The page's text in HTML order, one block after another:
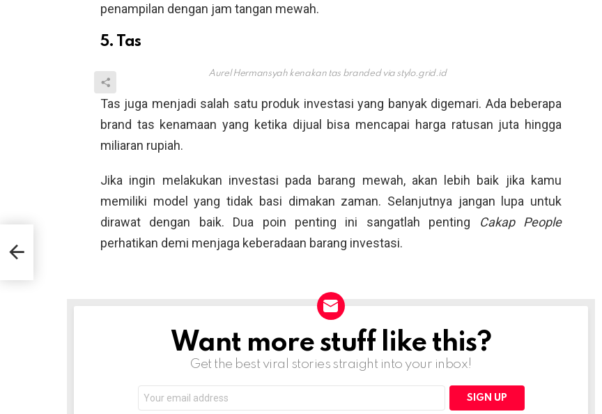
penampilan dengan jam tangan mewah.
5. Tas
Aurel Hermansyah kenakan tas branded via stylo.grid.id
Tas juga menjadi salah satu produk investasi yang banyak digemari. Ada beberapa
brand tas kenamaan yang ketika dijual bisa mencapai harga ratusan juta hingga
miliaran rupiah.
Jika ingin melakukan investasi pada barang mewah, akan lebih baik jika kamu
memiliki model yang tidak basi dimakan zaman. Selanjutnya jangan lupa untuk
dirawat dengan baik. Dua poin penting ini sangatlah penting
Cakap People
perhatikan demi menjaga keberadaan barang investasi.
NEWSLETTERWant more stuff like this?
Get the best viral stories straight into your inbox!
address: